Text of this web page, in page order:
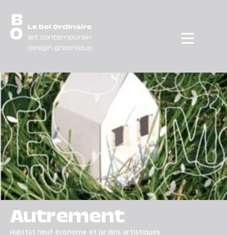
Menu
Autrement
Habitat neuf économe et jardins artistiques